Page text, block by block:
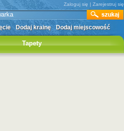
Zaloguj się | Zarejestruj się
Dodaj krainę Dodaj miejscowość
Tapety